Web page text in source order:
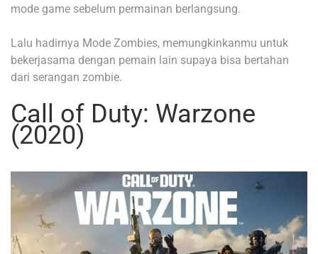
mode game sebelum permainan berlangsung.
Lalu hadirnya Mode Zombies, memungkinkanmu untuk
bekerjasama dengan pemain lain supaya bisa bertahan
dari serangan zombie.
Call of Duty: Warzone
(2020)